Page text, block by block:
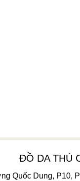
ĐỒ DA THỦ
Quốc Dung, P10,